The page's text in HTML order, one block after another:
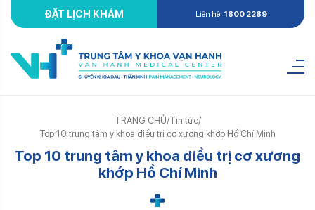
ĐẶT LỊCH KHÁM Liên hệ: 1800 2289
TRANG CHỦ/Tin tức/
Top 10 trung tâm y khoa điều trị cơ xương khớp Hồ Chí Minh
Top 10 trung tâm y khoa điều trị cơ xương
khớp Hồ Chí Minh